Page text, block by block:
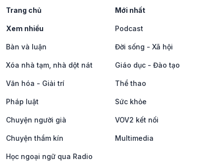
Trang chủ Mới nhất
Xem nhiều Podcast
Bàn và luận Đời sống - Xã hội
Xóa nhà tạm, nhà dột nát Giáo dục - Đào tạo
Văn hóa - Giải trí Thể thao
Pháp luật Sức khỏe
Chuyện người già VOV2 kết nối
Chuyện thầm kín Multimedia
Học ngoại ngữ qua Radio